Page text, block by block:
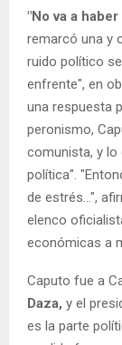
"No va a
remarcó una y
ruido político
enfrente", en
una respuesta
peronismo,
comunista, y lo
política".
de estrés...",
elenco
económicas a
Caputo fue a
Daza, y el
es la parte